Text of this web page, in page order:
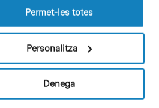
Permet-les totes
Personalitza
Denega
Perfil del contractant
Política de privacitat
Avís Legal
Política de cookies
Patrons i patrocinadors
Borsa de treball
Contacte